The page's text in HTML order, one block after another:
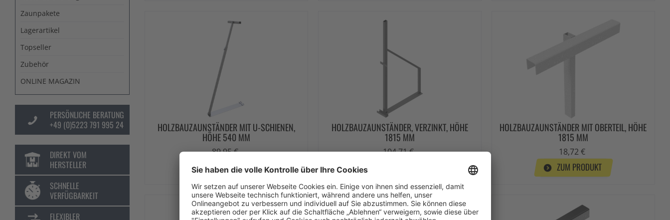
Zaunpakete
Lagerartikel
Topseller
Zubehör
ONLINE MAGAZIN
PERSÖNLICHE BERATUNG
+49 (0)5223 791 995 24
DIREKT VOM
HERSTELLER
SCHNELLE
VERFÜGBARKEIT
FLEXIBLER
HOLZBAUZAUNSTÄNDER MIT U-SCHIENEN,
HÖHE 540 MM
89,95 €
ZUM PRODUKT
HOLZBAUZAUNSTÄNDER, VERZINKT, HÖHE
1815 MM
104,71 €
HOLZBAUZAUNSTÄNDER MIT OBERTEIL, HÖHE
1815 MM
18,72 €
ZUM PRODUKT